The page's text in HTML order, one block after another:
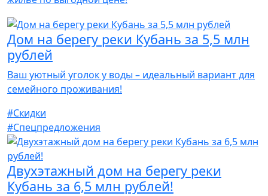
Дом на берегу реки Кубань за 5,5 млн
рублей
Ваш уютный уголок у воды – идеальный вариант для
семейного проживания!
#Скидки
#Спецпредложения
Двухэтажный дом на берегу реки
Кубань за 6,5 млн рублей!